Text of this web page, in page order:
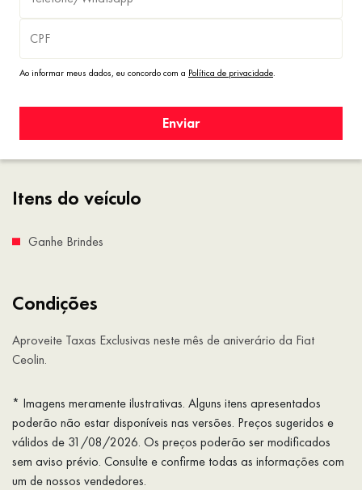
Itens do veículo
Ganhe Brindes
Condições
Aproveite Taxas Exclusivas neste mês de aniverário da Fiat
Ceolin.
* Imagens meramente ilustrativas. Alguns itens apresentados
poderão não estar disponíveis nas versões. Preços sugeridos e
válidos de 31/08/2026. Os preços poderão ser modificados
sem aviso prévio. Consulte e confirme todas as informações com
um de nossos vendedores.
Ao informar meus dados, eu concordo com a Política de privacidade.
Enviar